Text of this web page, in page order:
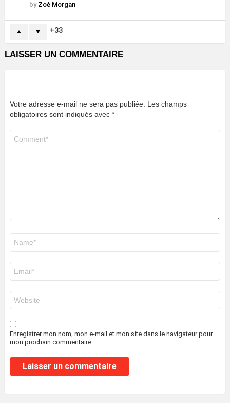
by Zoé Morgan
33
LAISSER UN COMMENTAIRE
Votre adresse e-mail ne sera pas publiée. Les champs
obligatoires sont indiqués avec *
mail
*
web
Enregistrer mon nom, mon e-mail et mon site dans le navigateur pour
mon prochain commentaire.